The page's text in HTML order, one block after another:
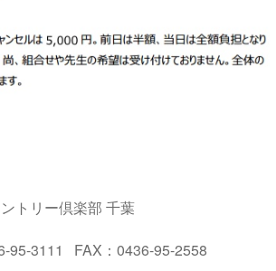
トリー倶楽部 千葉
95-3111 FAX：0436-95-2558